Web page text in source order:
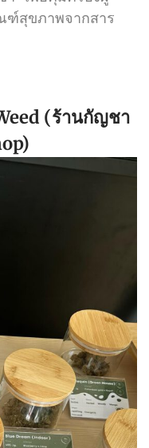
ฑ์สุขภาพจากสาร
(ร้านกัญชา